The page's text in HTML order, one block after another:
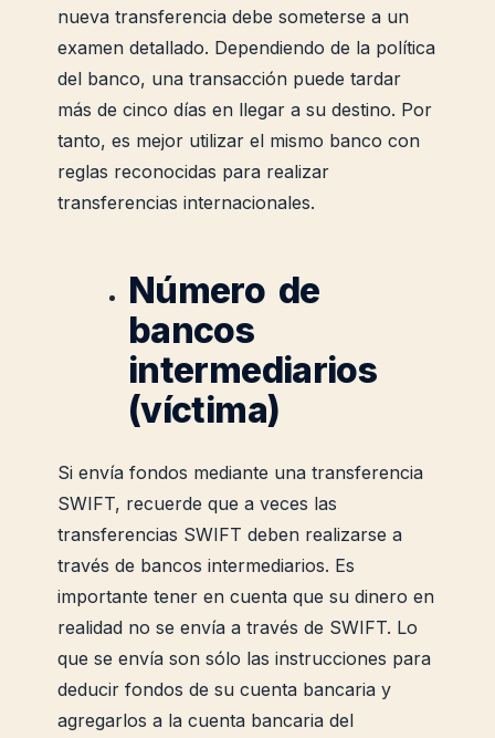
nueva transferencia debe someterse a un
examen detallado. Dependiendo de la política
del banco, una transacción puede tardar
más de cinco días en llegar a su destino. Por
tanto, es mejor utilizar el mismo banco con
reglas reconocidas para realizar
transferencias internacionales.
Número de
bancos
intermediarios
(víctima)
Si envía fondos mediante una transferencia
SWIFT, recuerde que a veces las
transferencias SWIFT deben realizarse a
través de bancos intermediarios. Es
importante tener en cuenta que su dinero en
realidad no se envía a través de SWIFT. Lo
que se envía son sólo las instrucciones para
deducir fondos de su cuenta bancaria y
agregarlos a la cuenta bancaria del